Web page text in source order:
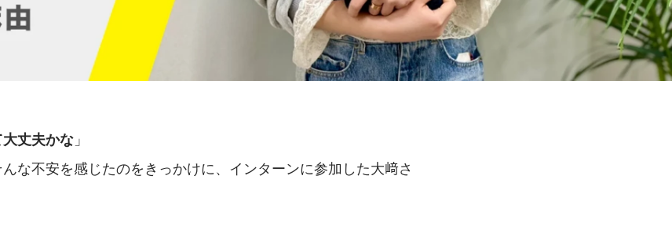
丈夫かな 」
な不安を感じたのをきっかけに、インターンに参加した大﨑さ